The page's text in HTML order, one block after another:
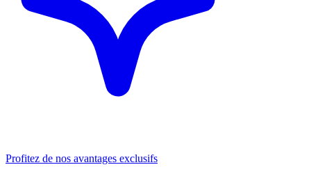
Profitez de nos avantages exclusifs